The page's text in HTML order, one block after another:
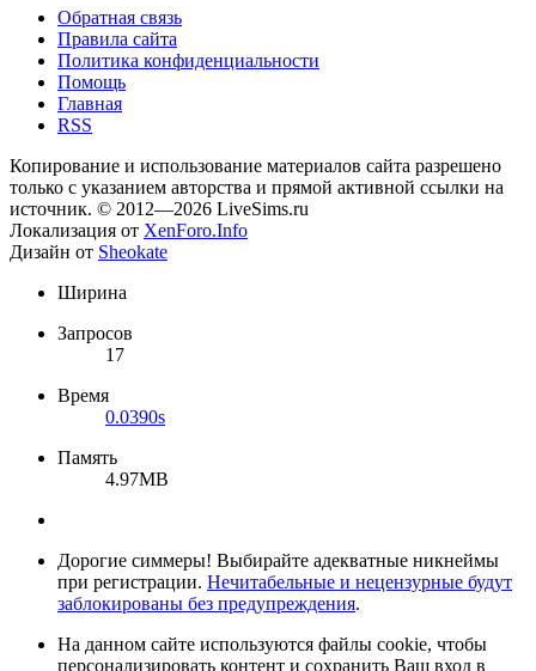
Обратная связь
Правила сайта
Политика конфиденциальности
Помощь
Главная
RSS
Копирование и использование материалов сайта разрешено
только с указанием авторства и прямой активной ссылки на
источник. © 2012—2026 LiveSims.ru
Локализация от XenForo.Info
Дизайн от Sheokate
Ширина
Запросов
17
Время
0.0390s
Память
4.97MB
Дорогие симмеры! Выбирайте адекватные никнеймы
при регистрации. Нечитабельные и нецензурные будут
заблокированы без предупреждения.
На данном сайте используются файлы cookie, чтобы
персонализировать контент и сохранить Ваш вход в